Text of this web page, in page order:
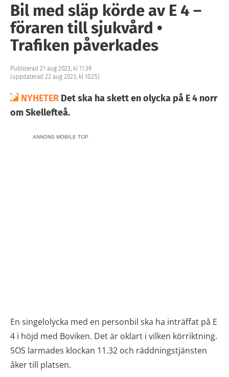
Bil med släp körde av E 4 –
föraren till sjukvård •
Trafiken påverkades
Publicerad 21 aug 2023, kl 11:39
(uppdaterad 22 aug 2023, kl 10:25)
NYHETER Det ska ha skett en olycka på E 4 norr
om Skellefteå.
ANNONS MOBILE TOP
En singelolycka med en personbil ska ha inträffat på E
4 i höjd med Boviken. Det är oklart i vilken körriktning.
SOS larmades klockan 11.32 och räddningstjänsten
åker till platsen.